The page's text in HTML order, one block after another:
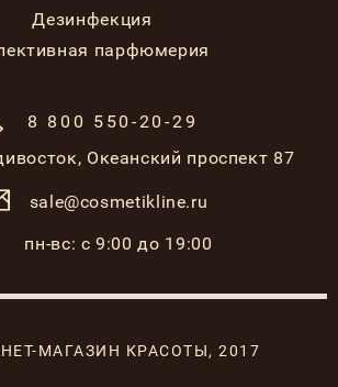
Дезинфекция
парфюмерия
8 800 550-20-29
Океанский проспект 87
sale@cosmetikline.ru
пн-вс: с 9:00 до 19:00
МАГАЗИН КРАСОТЫ, 2017